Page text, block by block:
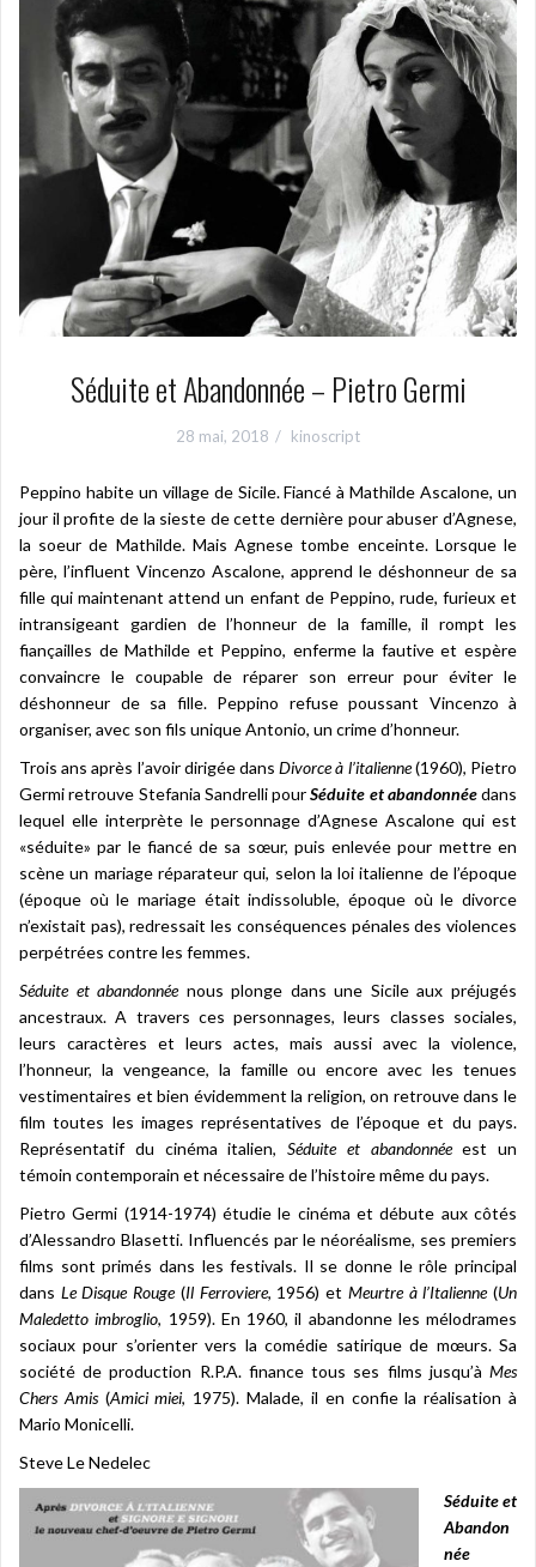
Séduite et Abandonnée – Pietro Germi
28 mai, 2018 kinoscript
Peppino habite un village de Sicile. Fiancé à Mathilde Ascalone, un
jour il profite de la sieste de cette dernière pour abuser d’Agnese,
la soeur de Mathilde. Mais Agnese tombe enceinte. Lorsque le
père, l’influent Vincenzo Ascalone, apprend le déshonneur de sa
fille qui maintenant attend un enfant de Peppino, rude, furieux et
intransigeant gardien de l’honneur de la famille, il rompt les
fiançailles de Mathilde et Peppino, enferme la fautive et espère
convaincre le coupable de réparer son erreur pour éviter le
déshonneur de sa fille. Peppino refuse poussant Vincenzo à
organiser, avec son fils unique Antonio, un crime d’honneur.
Trois ans après l’avoir dirigée dansDivorce à l’italienne(1960), Pietro
Germi retrouve Stefania Sandrelli pourSéduite et abandonnéedans
lequel elle interprète le personnage d’Agnese Ascalone qui est
«séduite» par le fiancé de sa sœur, puis enlevée pour mettre en
scène un mariage réparateur qui, selon la loi italienne de l’époque
(époque où le mariage était indissoluble, époque où le divorce
n’existait pas), redressait les conséquences pénales des violences
perpétrées contre les femmes.
Séduite et abandonnéenous plonge dans une Sicile aux préjugés
ancestraux. A travers ces personnages, leurs classes sociales,
leurs caractères et leurs actes, mais aussi avec la violence,
l’honneur, la vengeance, la famille ou encore avec les tenues
vestimentaires et bien évidemment la religion, on retrouve dans le
film toutes les images représentatives de l’époque et du pays.
Représentatif du cinéma italien, Séduite et abandonnéeest un
témoin contemporain et nécessaire de l’histoire même du pays.
Pietro Germi (1914-1974) étudie le cinéma et débute aux côtés
d’Alessandro Blasetti. Influencés par le néoréalisme, ses premiers
films sont primés dans les festivals. Il se donne le rôle principal
dans Le Disque Rouge(Il Ferroviere, 1956) et Meurtre à l’Italienne(Un
Maledetto imbroglio, 1959). En 1960, il abandonne les mélodrames
sociaux pour s’orienter vers la comédie satirique de mœurs. Sa
société de production R.P.A. finance tous ses films jusqu’à Mes
Chers Amis(Amici miei, 1975). Malade, il en confie la réalisation à
Mario Monicelli.
Steve Le Nedelec
Séduite et
Abandon
née